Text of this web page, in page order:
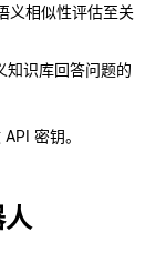
义相似性评估至关
知识库回答问题的
密钥。